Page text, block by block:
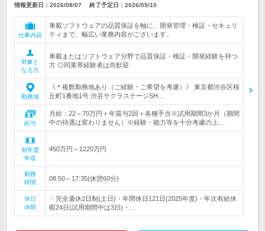
情報更新日：2026/08/07 終了予定日： 2026/09/10
仕事内容
車載ソフトウェアの品質保証を軸に、開発管理・検証・セキュリ
ティまで、幅広い業務内容がございます。
対象と
なる方
車載またはソフトウェア分野で品質保証・検証・開発経験を持つ
方 ◎同業界経験者は尚歓迎
勤務地
《＊複数勤務地あり（ご経験・ご希望を考慮）》 東京都渋谷区桜
丘町1番地1号 渋谷サクラステージSH…
給与
月給：22～70万円＋年賞与2回＋各種手当※試用期間3か月（期間
中の待遇は変わりません）※経験・能力等を十分考慮の上…
初年度
年収
450万円～1220万円
勤務
時間
08:50～17:35(休憩60分)
休日
休暇
・完全週休2日制(土日)・年間休日121日(2025年度)・年次有給休
暇24日(試用期間中は3日)・…